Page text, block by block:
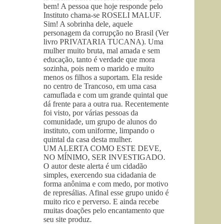
bem! A pessoa que hoje responde pelo
Instituto chama-se ROSELI MALUF.
Sim! A sobrinha dele, aquele
personagem da corrupção no Brasil (Ver
livro PRIVATARIA TUCANA). Uma
mulher muito bruta, mal amada e sem
educação, tanto é verdade que mora
sozinha, pois nem o marido e muito
menos os filhos a suportam. Ela reside
no centro de Trancoso, em uma casa
camuflada e com um grande quintal que
dá frente para a outra rua. Recentemente
foi visto, por várias pessoas da
comunidade, um grupo de alunos do
instituto, com uniforme, limpando o
quintal da casa desta mulher.
UM ALERTA COMO ESTE DEVE,
NO MÍNIMO, SER INVESTIGADO.
O autor deste alerta é um cidadão
simples, exercendo sua cidadania de
forma anônima e com medo, por motivo
de represálias. Afinal esse grupo unido é
muito rico e perverso. E ainda recebe
muitas doações pelo encantamento que
seu site produz.